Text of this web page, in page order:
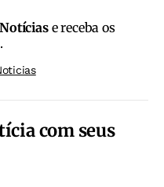
e receba os
com seus